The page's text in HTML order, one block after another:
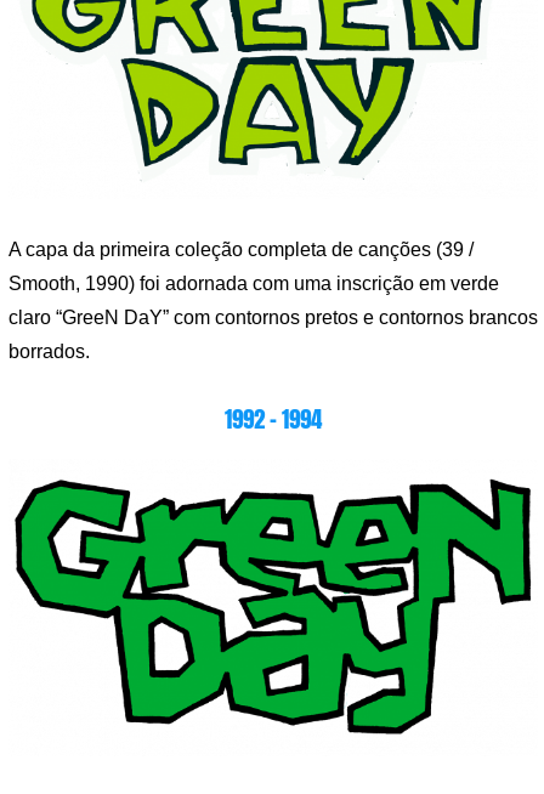
A capa da primeira coleção completa de canções (39 /
Smooth, 1990) foi adornada com uma inscrição em verde
claro “GreeN DaY” com contornos pretos e contornos brancos
borrados.
1992 – 1994